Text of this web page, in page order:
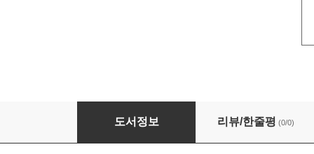
종가 10분, 왜 또 같은 자리에서 물릴까
도서정보 리뷰/한줄평 (0/0)